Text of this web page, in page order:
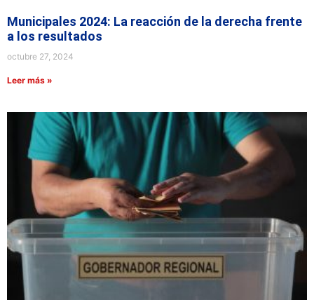
Municipales 2024: La reacción de la derecha frente
a los resultados
octubre 27, 2024
Leer más »